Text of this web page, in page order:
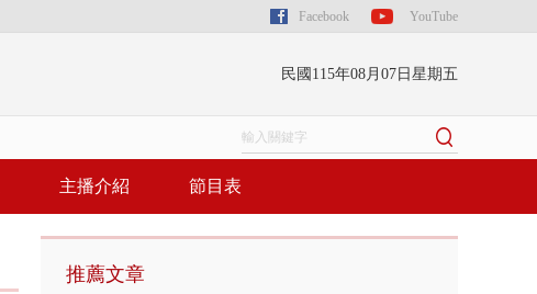
Facebook YouTube
民國115年08月07日星期五
主播介紹 節目表
推薦文章